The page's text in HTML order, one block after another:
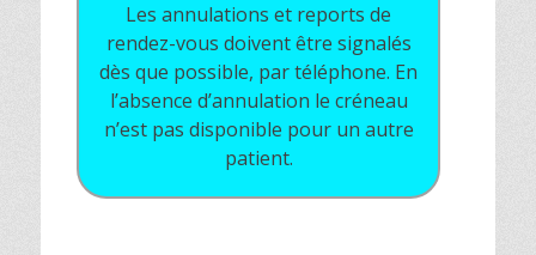
Les annulations et reports de
rendez-vous doivent être signalés
dès que possible, par téléphone. En
l’absence d’annulation le créneau
n’est pas disponible pour un autre
patient.